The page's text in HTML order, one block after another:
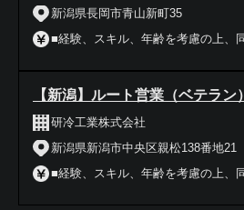
新潟県長岡市青山新町35
■経験、スキル、年齢を考慮の上、
【新潟】ルート営業（ベテラン）
研冷工業株式会社
新潟県新潟市中央区親松138番地21
■経験、スキル、年齢を考慮の上、